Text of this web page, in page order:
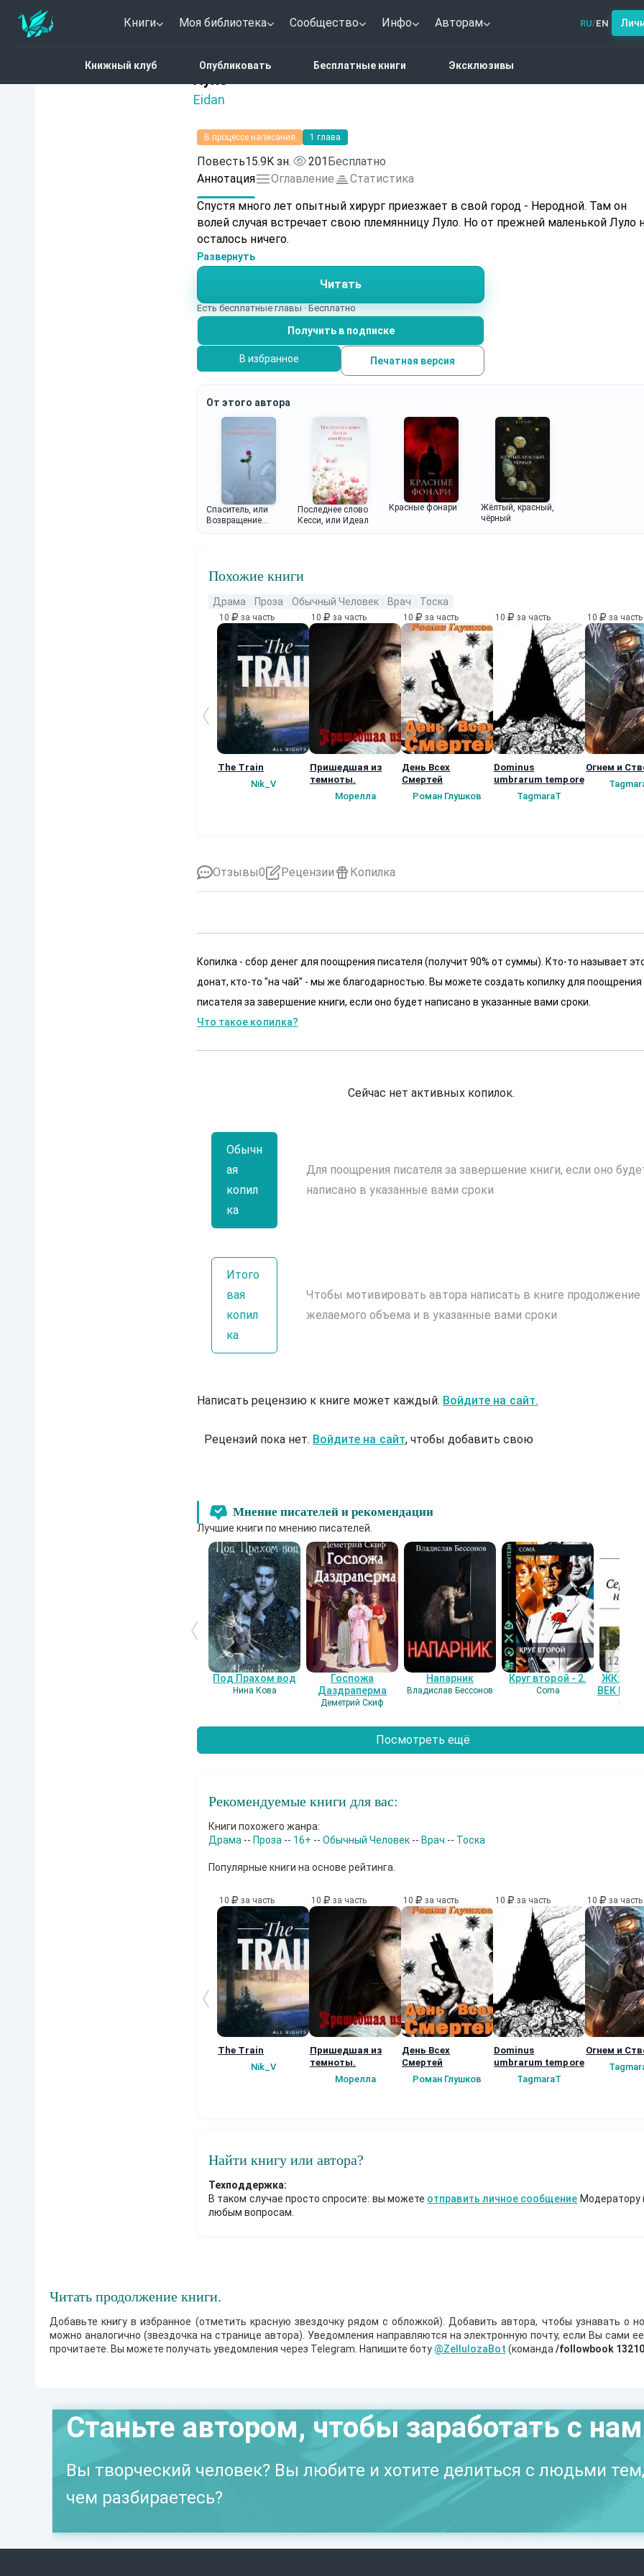
Книги Моя библиотека Сообщество Инфо Авторам RU/EN
Книжный клуб Опубликовать Бесплатные книги Эксклюзивы
Луло
Eidan
Нет оценок
В процессе написания 1 глава
Повесть15.9K зн. 201Бесплатно
Аннотация
Оглавление
Статистика
Спустя много лет опытный хирург приезжает в свой город - Неродной. Там он
волей случая встречает свою племянницу Луло. Но от прежней маленькой Луло
осталось ничего.
Развернуть
Читать
Есть бесплатные главы · Бесплатно
Получить в подписке
В избранное Печатная версия
От этого автора
Спаситель, или
Возвращение
Последнее слово
Кесси, или Идеал
Красные фонари
Жёлтый, красный,
чёрный
Похожие книги
Драма Проза Обычный Человек Врач Тоска
10 за часть
The Train
Nik_V
10 за часть
Пришедшая из
темноты.
Морелла
10 за часть
День Всех
Смертей
Роман Глушков
10 за часть
Dominus
umbrarum tempore
TagmaraT
10 за часть
Огнем и
Отзывы0 Рецензии Копилка
Копилка - сбор денег для поощрения писателя (получит 90% от суммы). Кто-то называет
донат, кто-то "на чай" - мы же благодарностью. Вы можете создать копилку для поощрения
писателя за завершение книги, если оно будет написано в указанные вами сроки.
Что такое копилка?
Сейчас нет активных копилок.
Обычн
ая
копил
ка
Для поощрения писателя за завершение книги, если оно
написано в указанные вами сроки
Итого
вая
копил
ка
Чтобы мотивировать автора написать в книге продолжение
желаемого объема и в указанные вами сроки
Написать рецензию к книге может каждый. Войдите на сайт.
Рецензий пока нет. Войдите на сайт, чтобы добавить свою
Мнение писателей и рекомендации
Лучшие книги по мнению писателей.
Под Прахом вод
Нина Кова
Госпожа
Даздраперма
Деметрий Скиф
Напарник
Владислав Бессонов
Круг второй - 2.
Coma
ЖК:
ВЕК
Посмотреть ещё
Рекомендуемые книги для вас:
Книги похожего жанра:
Драма -- Проза -- 16+ -- Обычный Человек -- Врач -- Тоска
Популярные книги на основе рейтинга.
10 за часть
The Train
Nik_V
10 за часть
Пришедшая из
темноты.
Морелла
10 за часть
День Всех
Смертей
Роман Глушков
10 за часть
Dominus
umbrarum tempore
TagmaraT
10 за часть
Огнем и
Найти книгу или автора?
Техподдержка:
В таком случае просто спросите: вы можете отправить личное сообщение Модератору
любым вопросам.
Читать продолжение книги.
Добавьте книгу в избранное (отметить красную звездочку рядом с обложкой). Добавить автора, чтобы узнавать о
можно аналогично (звездочка на странице автора). Уведомления направляются на электронную почту, если Вы сами
прочитаете. Вы можете получать уведомления через Telegram. Напишите боту @ZellulozaBot (команда /followbook 13210
Станьте автором, чтобы заработать с
Вы творческий человек? Вы любите и хотите делиться с людьми
чем разбираетесь?